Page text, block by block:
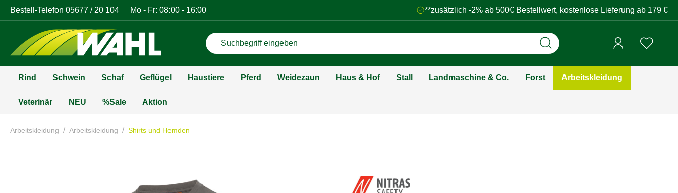
Bestell-Telefon 05677 / 20 104 Mo - Fr: 08:00 - 16:00 **zusätzlich -2% ab 500€ Bestellwert, kostenlose Lieferung ab 179 €
Rind Schwein Schaf Geflügel Haustiere Pferd Weidezaun Haus & Hof Stall Landmaschine & Co. Forst Arbeitskleidung
Veterinär NEU %Sale Aktion
Arbeitskleidung / Arbeitskleidung / Shirts und Hemden